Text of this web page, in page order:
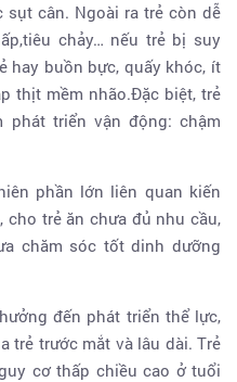
sụt cân. Ngoài ra trẻ còn dễ
chảy… nếu trẻ bị suy
hay buồn bực, quấy khóc, ít
thịt mềm nhão.Đặc biệt, trẻ
phát triển vận động: chậm
phần lớn liên quan kiến
trẻ ăn chưa đủ nhu cầu,
chăm sóc tốt dinh dưỡng
đến phát triển thể lực,
trẻ trước mắt và lâu dài. Trẻ
cơ thấp chiều cao ở tuổi